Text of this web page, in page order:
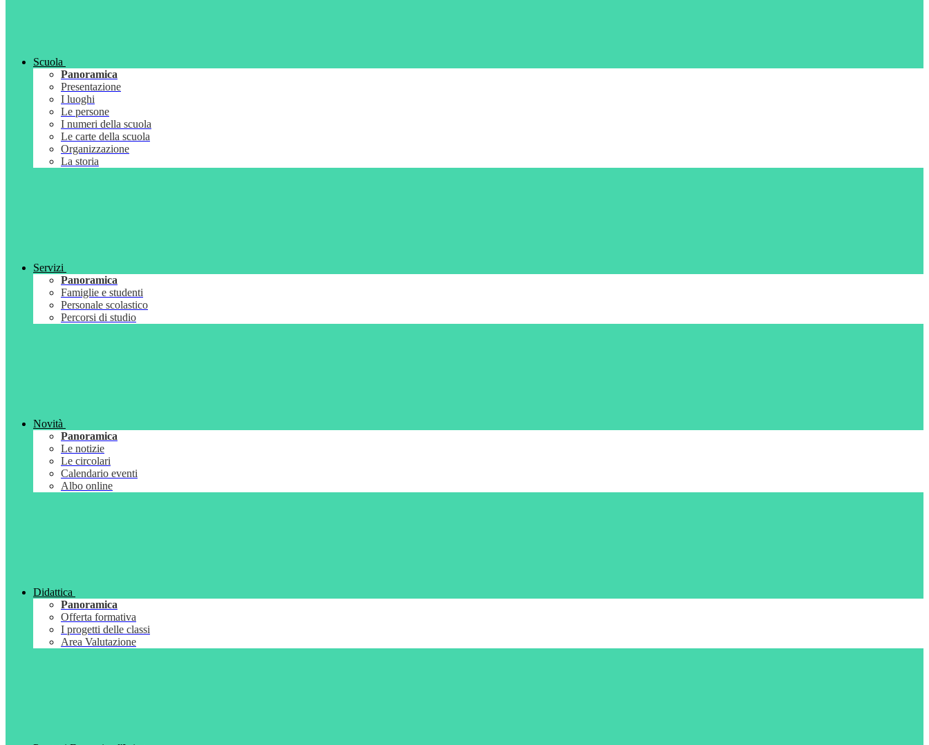
Scuola
Panoramica
Presentazione
I luoghi
Le persone
I numeri della scuola
Le carte della scuola
Organizzazione
La storia
Servizi
Panoramica
Famiglie e studenti
Personale scolastico
Percorsi di studio
Novità
Panoramica
Le notizie
Le circolari
Calendario eventi
Albo online
Didattica
Panoramica
Offerta formativa
I progetti delle classi
Area Valutazione